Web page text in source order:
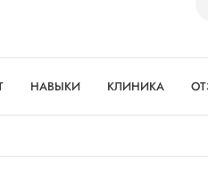
НАВЫКИ КЛИНИКА